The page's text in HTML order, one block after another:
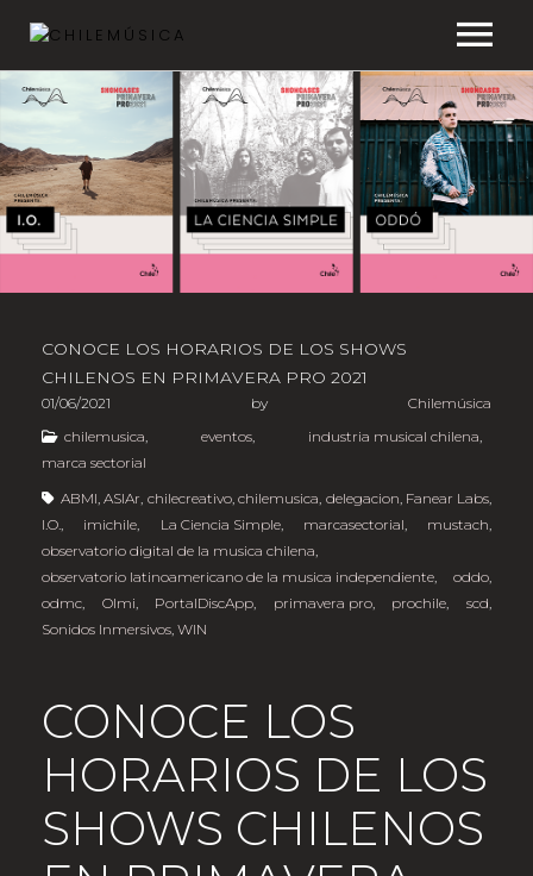
CHILEMÚSICA
NOTICIAS
EFEMÉRIDES
PLAYLISTS
ESTUDIOS
FAQ
CONOCE LOS HORARIOS DE LOS SHOWS
CHILENOS EN PRIMAVERA PRO 2021
01/06/2021 by Chilemúsica
chilemusica
eventos industria musical chilena
marca sectorial
ABMI ,ASIAr chilecreativo,chilemusica delegacion Fanear Labs
I.O.
imichile La Ciencia Simple, marcasectorial mustach
observatorio digital de la musica chilena
observatorio latinoamericano de la musica independiente
oddo
odmc
Olmi PortalDiscApp primavera pro, prochile ,scd
Sonidos Inmersivos WIN
CONOCE LOS
HORARIOS DE LOS
SHOWS CHILENOS